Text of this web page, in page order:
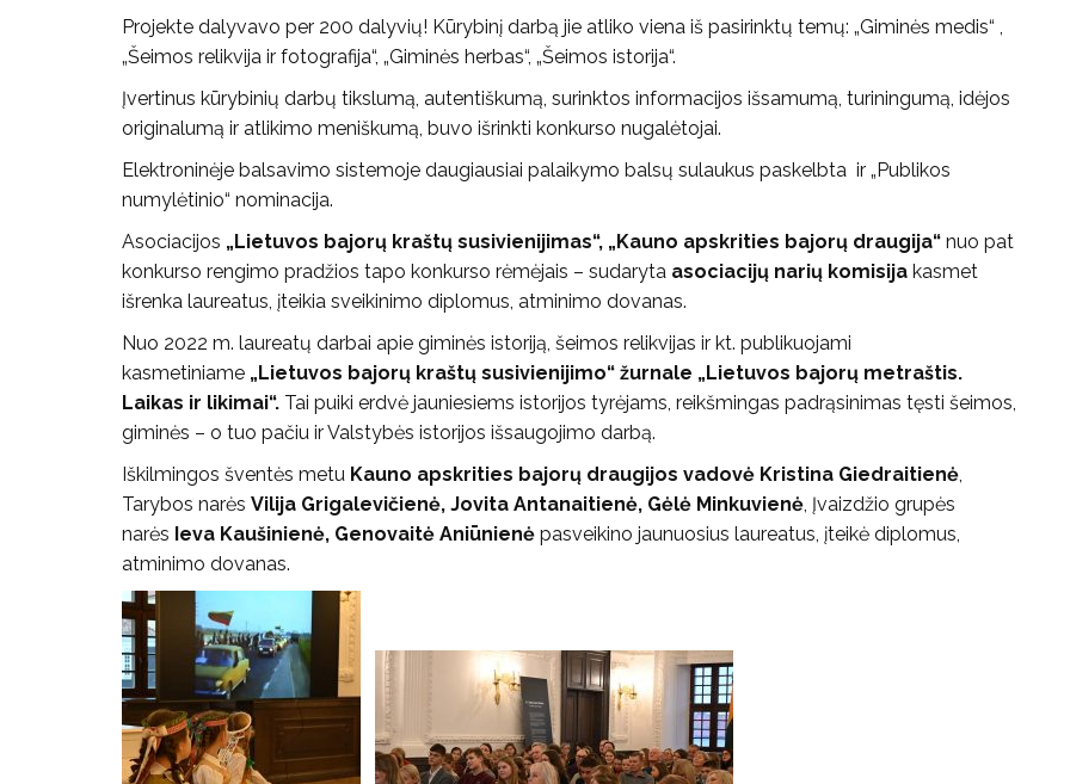
Projekte dalyvavo per 200 dalyvių! Kūrybinį darbą jie atliko viena iš pasirinktų temų: „Giminės medis“ ,
„Šeimos relikvija ir fotografija“, „Giminės herbas“, „Šeimos istorija“.
Įvertinus kūrybinių darbų tikslumą, autentiškumą, surinktos informacijos išsamumą, turiningumą, idėjos
originalumą ir atlikimo meniškumą, buvo išrinkti konkurso nugalėtojai.
Elektroninėje balsavimo sistemoje daugiausiai palaikymo balsų sulaukus paskelbta ir „Publikos
numylėtinio“ nominacija.
Asociacijos „Lietuvos bajorų kraštų susivienijimas“, „Kauno apskrities bajorų draugija“ nuo pat
konkurso rengimo pradžios tapo konkurso rėmėjais – sudaryta asociacijų narių komisija kasmet
išrenka laureatus, įteikia sveikinimo diplomus, atminimo dovanas.
Nuo 2022 m. laureatų darbai apie giminės istoriją, šeimos relikvijas ir kt. publikuojami
kasmetiniame „Lietuvos bajorų kraštų susivienijimo“ žurnale „Lietuvos bajorų metraštis.
Laikas ir likimai“. Tai puiki erdvė jauniesiems istorijos tyrėjams, reikšmingas padrąsinimas tęsti šeimos,
giminės – o tuo pačiu ir Valstybės istorijos išsaugojimo darbą.
Iškilmingos šventės metu Kauno apskrities bajorų draugijos vadovė Kristina Giedraitienė,
Tarybos narės Vilija Grigalevičienė, Jovita Antanaitienė, Gėlė Minkuvienė, Įvaizdžio grupės
narės Ieva Kaušinienė, Genovaitė Aniūnienė pasveikino jaunuosius laureatus, įteikė diplomus,
atminimo dovanas.